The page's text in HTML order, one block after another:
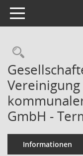
Toggle navigation
GmbH -
Informationen